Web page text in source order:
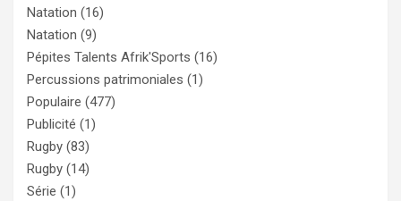
Natation (16)
Natation (9)
Pépites Talents Afrik'Sports (16)
Percussions patrimoniales (1)
Populaire (477)
Publicité (1)
Rugby (83)
Rugby (14)
Série (1)